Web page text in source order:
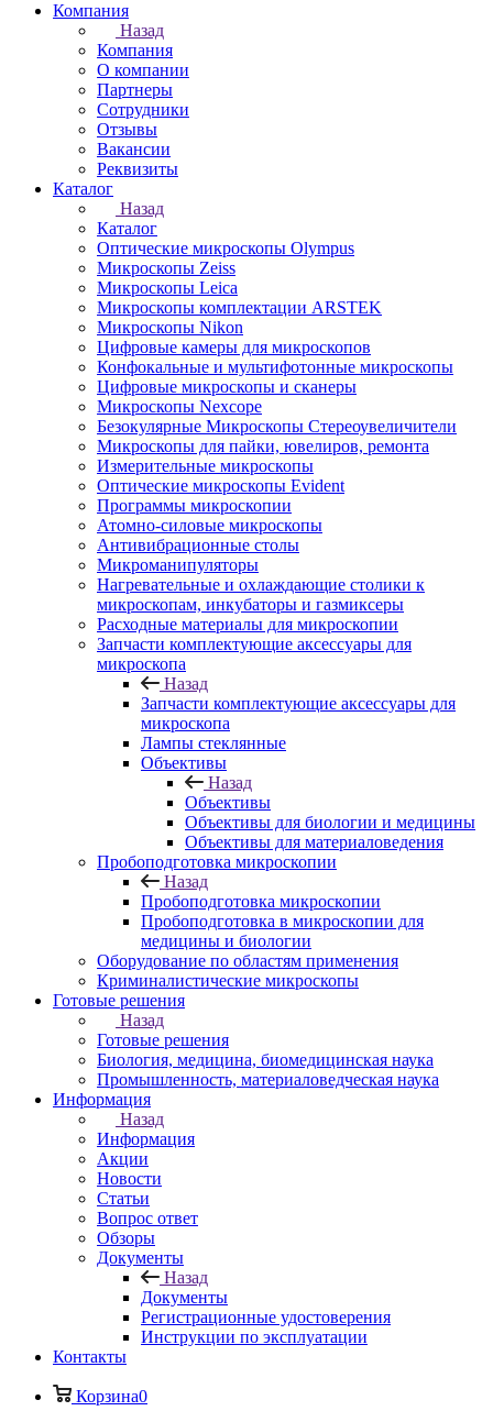
Компания
Назад
Компания
О компании
Партнеры
Сотрудники
Отзывы
Вакансии
Реквизиты
Каталог
Назад
Каталог
Оптические микроскопы Olympus
Микроскопы Zeiss
Микроскопы Leica
Микроскопы комплектации ARSTEK
Микроскопы Nikon
Цифровые камеры для микроскопов
Конфокальные и мультифотонные микроскопы
Цифровые микроскопы и сканеры
Микроскопы Nexcope
Безокулярные Микроскопы Стереоувеличители
Микроскопы для пайки, ювелиров, ремонта
Измерительные микроскопы
Оптические микроскопы Evident
Программы микроскопии
Атомно-силовые микроскопы
Антивибрационные столы
Микроманипуляторы
Нагревательные и охлаждающие столики к
микроскопам, инкубаторы и газмиксеры
Расходные материалы для микроскопии
Запчасти комплектующие аксессуары для
микроскопа
Назад
Запчасти комплектующие аксессуары для
микроскопа
Лампы стеклянные
Объективы
Назад
Объективы
Объективы для биологии и медицины
Объективы для материаловедения
Пробоподготовка микроскопии
Назад
Пробоподготовка микроскопии
Пробоподготовка в микроскопии для
медицины и биологии
Оборудование по областям применения
Криминалистические микроскопы
Готовые решения
Назад
Готовые решения
Биология, медицина, биомедицинская наука
Промышленность, материаловедческая наука
Информация
Назад
Информация
Акции
Новости
Статьи
Вопрос ответ
Обзоры
Документы
Назад
Документы
Регистрационные удостоверения
Инструкции по эксплуатации
Контакты
Корзина0